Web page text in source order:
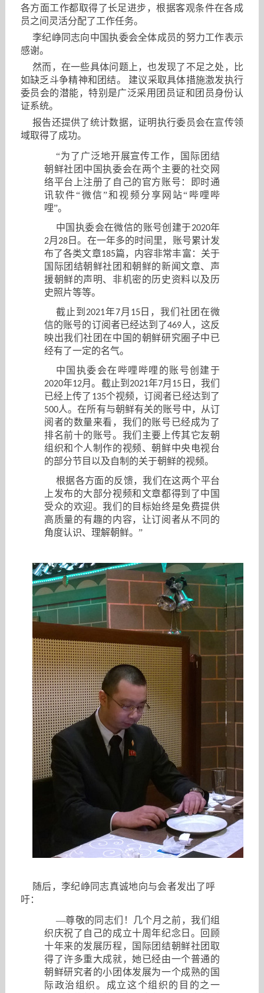
各方面工作都取得了长足进步，根据客观条件在各成
员之间灵活分配了工作任务。
李纪峥同志向中国执委会全体成员的努力工作表示
感谢。
然而，在一些具体问题上，也发现了不足之处，比
如缺乏斗争精神和团结。
建议采取具体措施激发执行
委员会的潜能，特别是广泛采用团员证和团员身份认
证系统。
报告还提供了统计数据，证明执行委员会在宣传领
域取得了成功。
“为了广泛地开展宣传工作，国际团结
朝鲜社团中国执委会在两个主要的社交网
络平台上注册了自己的官方账号：即时通
讯软件“微信”和视频分享网站“哔哩哔
哩”。
中国执委会在微信的账号创建于2020年
2月 28 日。在一年多的时间里，账号累计发
布了各类文章185篇，内容非常丰富：关于
国际团结朝鲜社团和朝鲜的新闻文章、声
援朝鲜的声明、非机密的历史资料以及历
史照片等等。
截止到 2021年7月 15日，我们社团在微
信的账号的订阅者已经达到了469人，这反
映出我们社团在中国的朝鲜研究圈子中已
经有了一定的名气。
中国执委会在哔哩哔哩的账号创建于
2020年12月。截止到 2021年7月 15 日，我们
已经上传了 135个视频，订阅者已经达到了
500人。在所有与朝鲜有关的账号中，从订
阅者的数量来看，我们的账号已经成为了
排名前十的账号。我们主要上传其它友朝
组织和个人制作的视频、朝鲜中央电视台
的部分节目以及自制的关于朝鲜的视频。
根据各方面的反馈，我们在这两个平台
上发布的大部分视频和文章都得到了中国
受众的欢迎。我们的目标始终是免费提供
高质量的有趣的内容，让订阅者从不同的
角度认识、理解朝鲜。”
随后，李纪峥同志真诚地向与会者发出了呼
吁：
—尊敬的同志们！几个月之前，我们组
织庆祝了自己的成立十周年纪念日。回顾
十年来的发展历程，国际团结朝鲜社团取
得了许多重大成就，她已经由一个普通的
朝鲜研究者的小团体发展为一个成熟的国
际政治组织。成立这个组织的目的之一